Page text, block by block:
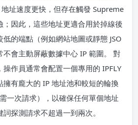
址速度更快，但存在觸發 Supreme
因此，這些地址更適合用於掉線後
的端點（例如網站地圖或靜態 JSO
不會主動屏蔽數據中心 IP 範圍。 對
作員通常會配置一個專用的 IPFLY
有龐大的 IP 地址池和較短的輪換
一次請求），以確保任何單個地址
探測請求不超過一到兩次。